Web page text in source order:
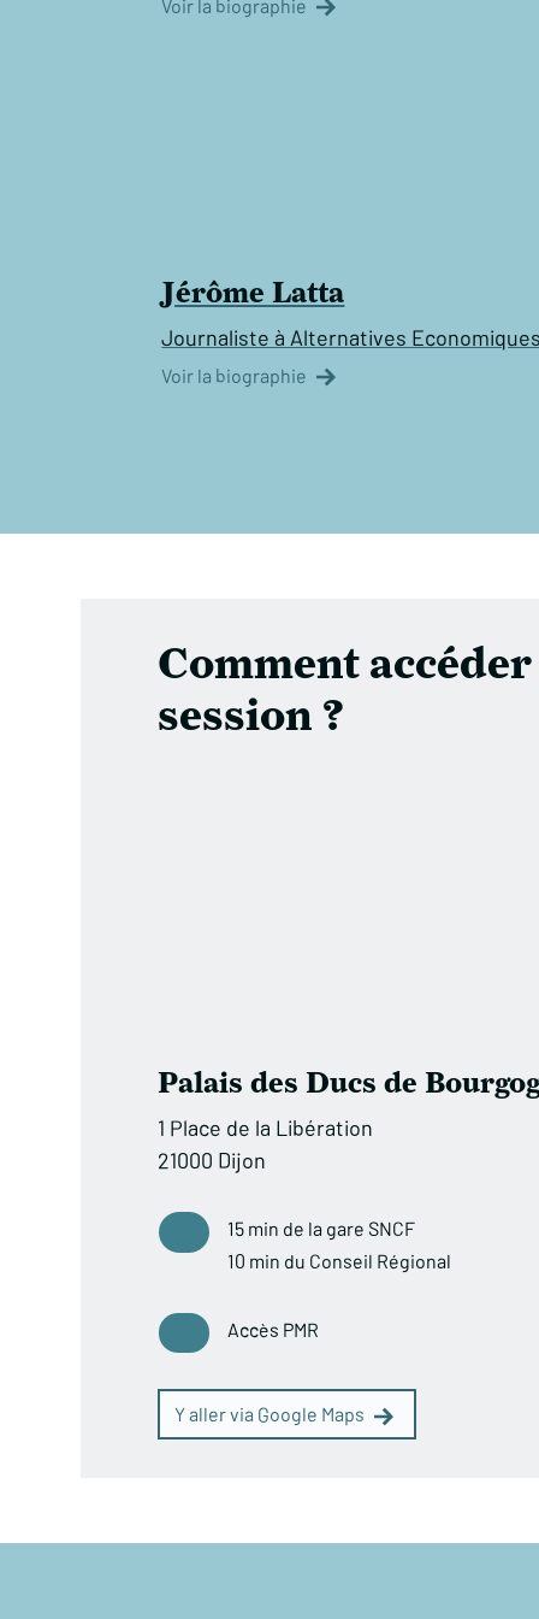
Voir la biographie
Jérôme Latta
Journaliste à Alternatives
Voir la biographie
Comment
session ?
Palais des Ducs de
1 Place de la Libération
21000 Dijon
15 min de la gare SNCF
10 min du Conseil Régional
Accès PMR
Y aller via Google Maps